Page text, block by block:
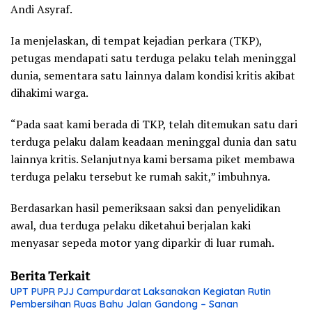
Andi Asyraf.
Ia menjelaskan, di tempat kejadian perkara (TKP),
petugas mendapati satu terduga pelaku telah meninggal
dunia, sementara satu lainnya dalam kondisi kritis akibat
dihakimi warga.
“Pada saat kami berada di TKP, telah ditemukan satu dari
terduga pelaku dalam keadaan meninggal dunia dan satu
lainnya kritis. Selanjutnya kami bersama piket membawa
terduga pelaku tersebut ke rumah sakit,” imbuhnya.
Berdasarkan hasil pemeriksaan saksi dan penyelidikan
awal, dua terduga pelaku diketahui berjalan kaki
menyasar sepeda motor yang diparkir di luar rumah.
Berita Terkait
UPT PUPR PJJ Campurdarat Laksanakan Kegiatan Rutin
Pembersihan Ruas Bahu Jalan Gandong – Sanan